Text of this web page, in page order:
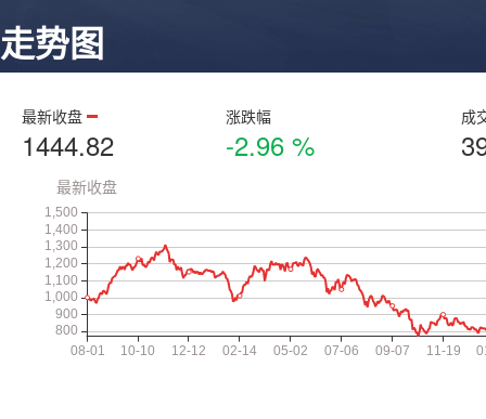
走势图
最新收盘
1444.82
涨跌幅
-2.96 %
成